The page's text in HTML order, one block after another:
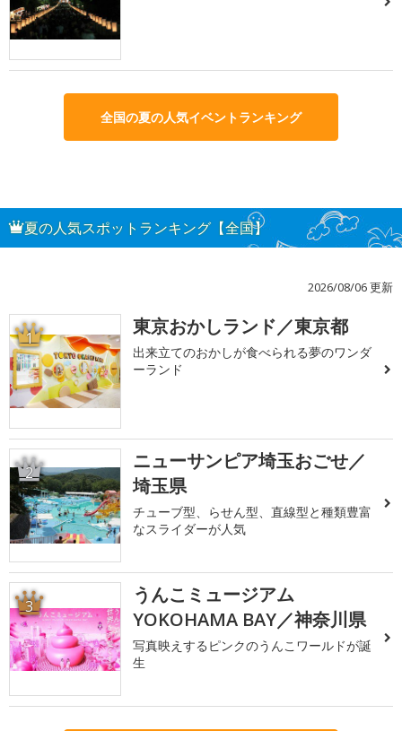
全国の夏の人気イベントランキング
夏の人気スポットランキング【全国】
2026/08/06 更新
1 東京おかしランド／東京都
出来立てのおかしが食べられる夢のワンダ
ーランド
2
ニューサンピア埼玉おごせ／
埼玉県
チューブ型、らせん型、直線型と種類豊富
なスライダーが人気
3
うんこミュージアム
YOKOHAMA BAY／神奈川県
写真映えするピンクのうんこワールドが誕
生